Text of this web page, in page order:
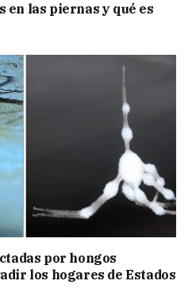
en las piernas y qué es
por hongos
los hogares de Estados